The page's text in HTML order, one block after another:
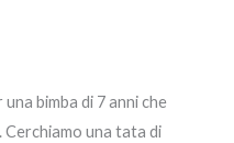
bimba di 7 anni che
una tata di